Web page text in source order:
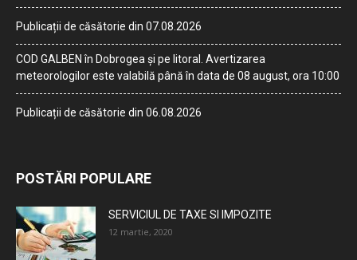
Publicații de căsătorie din 07.08.2026
COD GALBEN în Dobrogea și pe litoral. Avertizarea
meteorologilor este valabilă până în data de 08 august, ora 10:00
Publicații de căsătorie din 06.08.2026
POSTĂRI POPULARE
SERVICIUL DE TAXE SI IMPOZITE
12 martie, 2020